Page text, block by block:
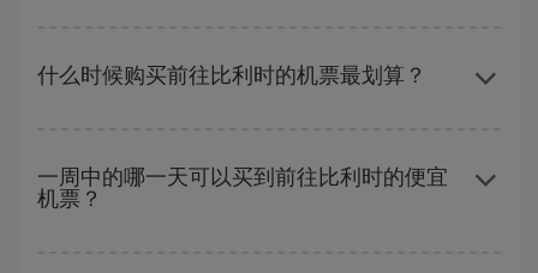
询即可。 告诉我们您的始发地、目的地和旅行日期。 我们将向您展
示最便宜的航班，不仅是
您查询的航班，还有附近几天的航班
费用。
什么时候购买前往比利时的机票最划算？
要前往的目的地，但一般来说，圣诞节、复活节和学校假期是旅游
旺季。 此外，特别是如果计划周末出游，机票 越早 购买越便宜。
一周中的哪一天可以买到前往比利时的便宜
机票？